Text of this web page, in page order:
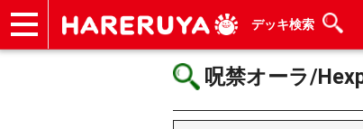
デッキ検索
呪禁オーラ/